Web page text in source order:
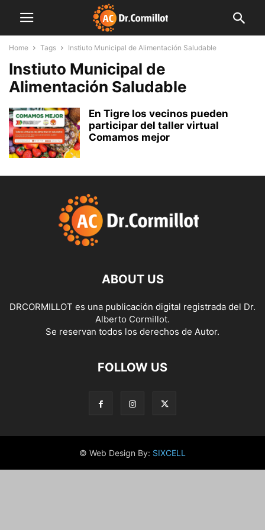
Home Tags Instiuto Municipal de Alimentación Saludable
Instiuto Municipal de
Alimentación Saludable
En Tigre los vecinos pueden
participar del taller virtual
Comamos mejor
ABOUT US
DRCORMILLOT es una publicación digital registrada del Dr.
Alberto Cormillot.
Se reservan todos los derechos de Autor.
FOLLOW US
© Web Design By: SIXCELL